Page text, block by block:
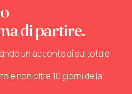
di partire.
un acconto di sul totale
e non oltre 10 giorni della